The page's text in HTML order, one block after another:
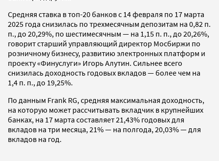
Средняя ставка в топ-20 банков с 14 февраля по 17 марта
2025 года снизилась по трехмесячным депозитам на 0,82 п.
п., до 20,29%, по шестимесячным — на 1,15 п. п., до 20,26%,
говорит старший управляющий директор Мосбиржи по
розничному бизнесу, развитию электронных платформ и
проекту «Финуслуги» Игорь Алутин. Сильнее всего
снизилась доходность годовых вкладов — более чем на
1,4 п. п., до 19,25%.
По данным Frank RG, средняя максимальная доходность,
на которую может рассчитывать вкладчик в крупнейших
банках, на 17 марта составляет 21,43% годовых для
вкладов на три месяца, 21% — на полгода, 20,03% — для
вкладов на год.